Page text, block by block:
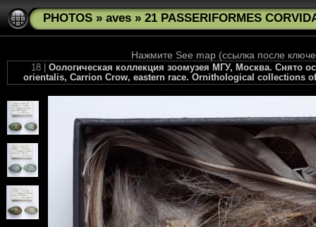
PHOTOS » aves » 21 PASSERIFORMES
Нажмите See map (ссылка после
18 |Оологическая коллекция зоомузея МГУ, Москва. Снято
orientalis, Carrion Crow, eastern race. Ornithological collections